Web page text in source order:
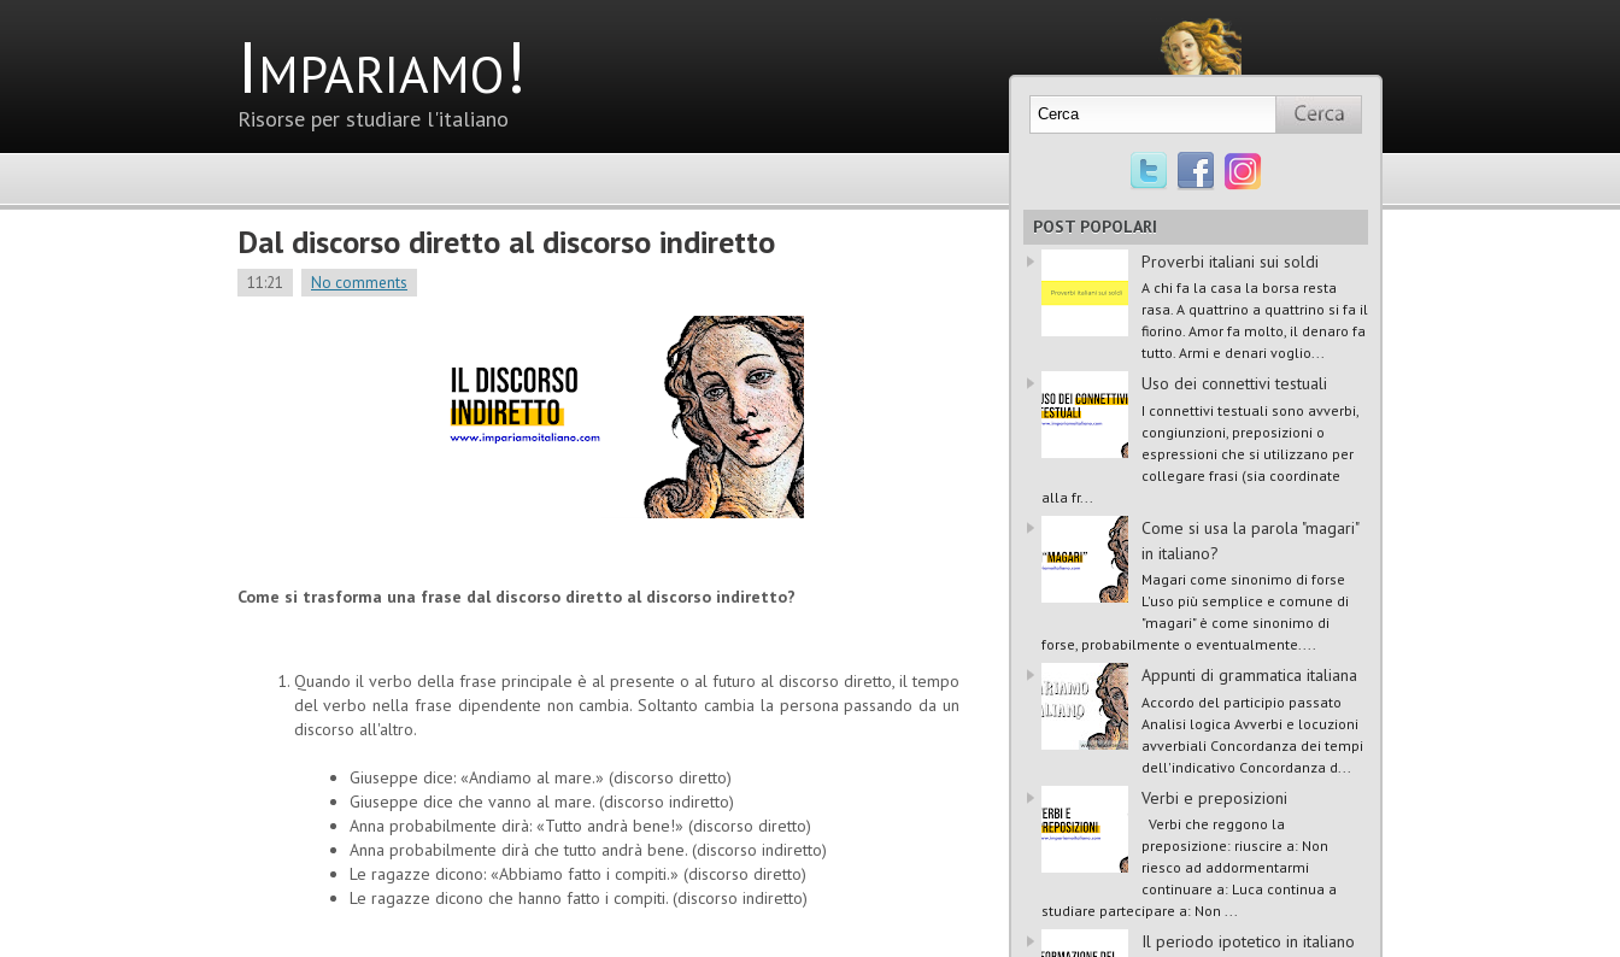
Impariamo!
Risorse per studiare l'italiano
Dal discorso diretto al discorso indiretto
11:21 No comments
Come si trasforma una frase dal discorso diretto al discorso indiretto?
Quando il verbo della frase principale è al presente o al futuro al discorso diretto, il tempo
del verbo nella frase dipendente non cambia. Soltanto cambia la persona passando da un
discorso all'altro.
Giuseppe dice: «Andiamo al mare.» (discorso diretto)
Giuseppe dice che vanno al mare. (discorso indiretto)
Anna probabilmente dirà: «Tutto andrà bene!» (discorso diretto)
Anna probabilmente dirà che tutto andrà bene. (discorso indiretto)
Le ragazze dicono: «Abbiamo fatto i compiti.» (discorso diretto)
Le ragazze dicono che hanno fatto i compiti. (discorso indiretto)
POST POPOLARI
Proverbi italiani sui soldi
A chi fa la casa la borsa resta
rasa. A quattrino a quattrino si fa il
fiorino. Amor fa molto, il denaro fa
tutto. Armi e denari voglio...
Uso dei connettivi testuali
I connettivi testuali sono avverbi,
congiunzioni, preposizioni o
espressioni che si utilizzano per
collegare frasi (sia coordinate
alla fr...
Come si usa la parola "magari"
in italiano?
Magari come sinonimo di forse
L'uso più semplice e comune di
"magari" è come sinonimo di
forse, probabilmente o eventualmente....
Appunti di grammatica italiana
Accordo del participio passato
Analisi logica Avverbi e locuzioni
avverbiali Concordanza dei tempi
dell'indicativo Concordanza d...
Verbi e preposizioni
Verbi che reggono la
preposizione: riuscire a: Non
riesco ad addormentarmi
continuare a: Luca continua a
studiare partecipare a: Non ...
Il periodo ipotetico in italiano